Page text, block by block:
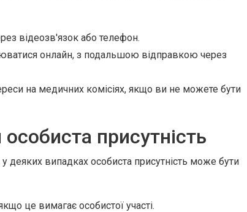
відеозв'язок або телефон.
онлайн, з подальшою відправкою через
на медичних комісіях, якщо ви не можете бути
присутність
деяких випадках особиста присутність може бути
це вимагає особистої участі.